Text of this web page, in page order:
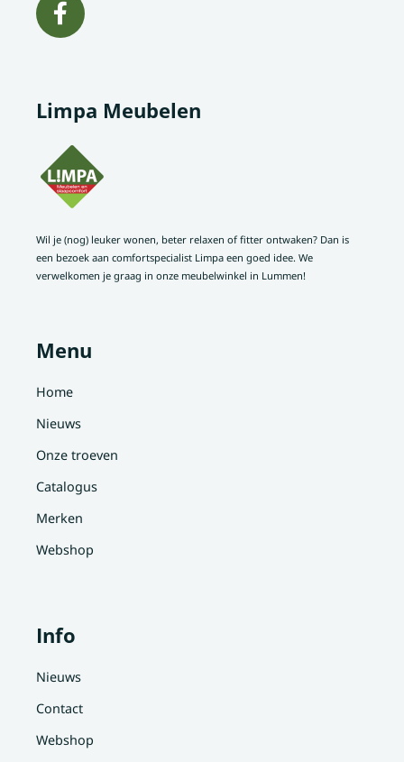
Limpa Meubelen
Wil je (nog) leuker wonen, beter relaxen of fitter ontwaken? Dan is
een bezoek aan comfortspecialist Limpa een goed idee. We
verwelkomen je graag in onze meubelwinkel in Lummen!
Menu
Home
Nieuws
Onze troeven
Catalogus
Merken
Webshop
Info
Nieuws
Contact
Webshop